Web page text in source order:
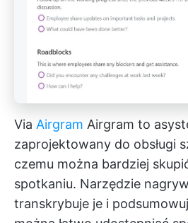
Via Airgram Airgram to
zaprojektowany do obsługi
czemu można bardziej
spotkaniu. Narzędzie
transkrybuje je i